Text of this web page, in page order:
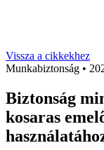
Vissza a cikkekhez
Munkabiztonság •
Biztonság
kosaras